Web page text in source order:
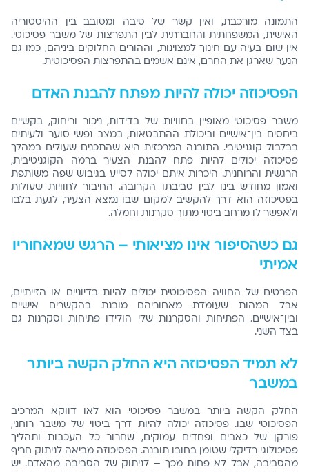
התמונה מורכבת, ואין קשר של סיבה ומסובב בין ההיסטוריה
האישית, המשפחתית והחברתית לבין התפרצות של משבר פסיכוטי.
אין שום בעיה עם חינוך למצוינות, וההורים החלוקים ביניהם, כמו גם
הנער שארגן את החרם, אינם אשמים בהתפרצות הפסיכוטית.
הפסיכוזה יכולה להיות מפתח להבנת האדם
משבר פסיכוטי מאופיין בחוויות של בדידות, ניכור וריחוק, בקשיים
ביחסים בין־אישיים וביכולת ההתבטאות, במצב נפשי סוער ולעיתים
בבלבול קוגניטיבי. התובנה המרכזית היא שהתכנים שעולים במהלך
פסיכוזה יכולים להיות פתח להבנת הצעיר ברמה הקוגניטיבית,
הרגשית והרוחנית. היכרות איתם יכולה לסייע בגיבוש שפה משותפת
ואמון מחודש בינו לבין סביבתו הקרובה. החיבור לחוויות שעולות
בפסיכוזה הוא דרך להקשיב למקום שבו נמצא הצעיר, לגעת בלבו
ולאפשר לו מרחב ביטוי מתוך סקרנות וחמלה.
גם כשהסיפור אינו מציאותי – הרגש שמאחוריו
אמיתי
הפרטים של החוויה הפסיכוטית יכולים להיות בדיוניים או הזייתיים,
אבל המהות שעומדת מאחוריהם מובנת בהקשרים אישיים
ובין־אישיים. הפתיחות והסקרנות שלי הולידו פתיחות וסקרנות גם
בצד השני.
לא תמיד הפסיכוזה היא החלק הקשה ביותר
במשבר
החלק הקשה ביותר במשבר פסיכוטי הוא לאו דווקא המרכיב
הפסיכוטי שבו. פסיכוזה יכולה להיות דרך ביטוי של משבר רוחני,
פורקן של כאבים ופחדים עמוקים, שחרור כל העכבות ותהליך
פסיכולוגי רדיקלי שטומן בחובו תובנה. הפסיכוזה מביאה לניתוק חריף
מהסביבה, אבל לא פחות מכך – לניתוק של הסביבה מהאדם. יש